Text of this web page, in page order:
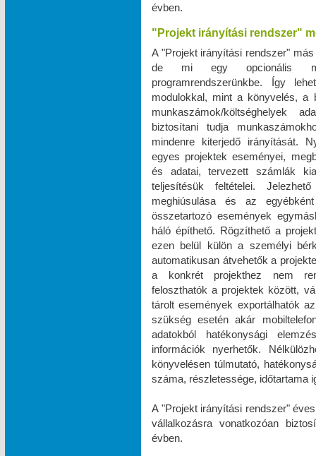
évben.
"Projekt irányítási rendszer"
A "Projekt irányítási rendszer"
de mi egy opcionális
programrendszerünkbe. Így
modulokkal, mint a könyvelés, a
munkaszámok/költséghelyek
biztosítani tudja
mindenre kiterjedő irányítását.
egyes projektek eseményei,
és adatai, tervezett számlák
teljesítésük feltételei.
meghiúsulása és az
összetartozó események
háló építhető. Rögzíthető a
ezen belül külön a személyi
automatikusan átvehetők a
a konkrét projekthez nem
feloszthatók a projektek között,
tárolt események exportálhatók
szükség esetén akár
adatokból hatékonysági
információk nyerhetők.
könyvelésen túlmutató,
száma, részletessége, időtartama
A "Projekt irányítási rendszer"
vállalkozásra vonatkozóan
évben.